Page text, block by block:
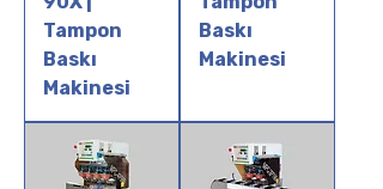
Tampon
Baskı
Makinesi
Baskı
Makinesi